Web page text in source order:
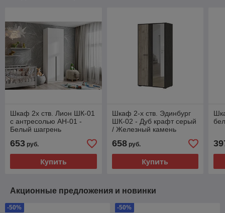
Шкаф 2х ств. Лион ШК-01
с антресолью АН-01 -
Белый шагрень
653 руб.
Купить
Шкаф 2-х ств. Эдинбург
ШК-02 - Дуб крафт серый
/ Железный камень
658руб.
Купить
Акционные предложения и новинки
-50% -50%